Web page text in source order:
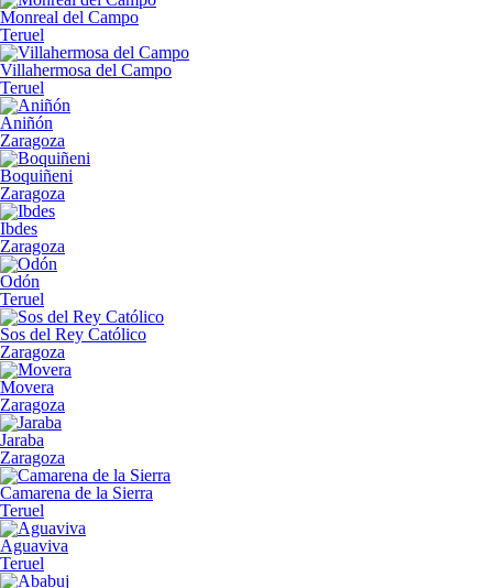
Monreal del Campo
Teruel
Villahermosa del Campo
Teruel
Aniñón
Zaragoza
Boquiñeni
Zaragoza
Ibdes
Zaragoza
Odón
Teruel
Sos del Rey Católico
Zaragoza
Movera
Zaragoza
Jaraba
Zaragoza
Camarena de la Sierra
Teruel
Aguaviva
Teruel